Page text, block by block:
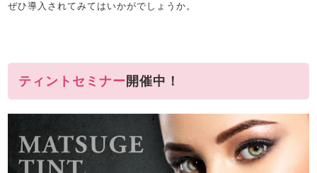
ぜひ導入されてみてはいかがでしょうか。
ティントセミナー 開催中！